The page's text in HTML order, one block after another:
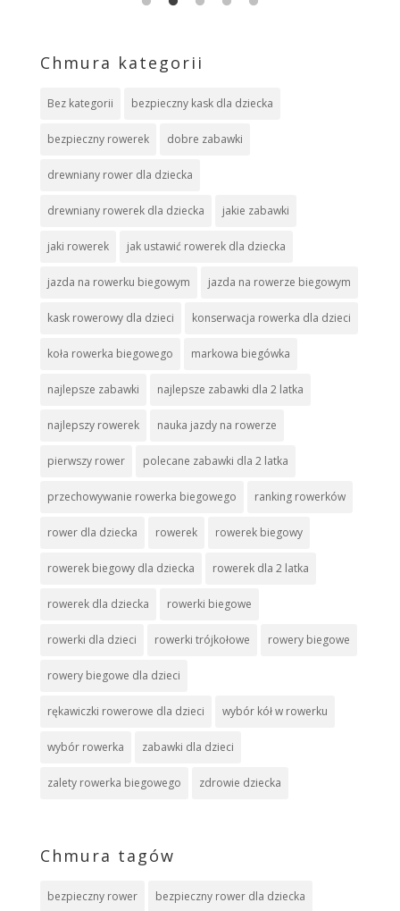
Chmura kategorii
Bez kategorii bezpieczny kask dla dziecka
bezpieczny rowerek dobre zabawki
drewniany rower dla dziecka
drewniany rowerek dla dziecka jakie zabawki
jaki rowerek jak ustawić rowerek dla dziecka
jazda na rowerku biegowym jazda na rowerze biegowym
kask rowerowy dla dzieci konserwacja rowerka dla dzieci
koła rowerka biegowego markowa biegówka
najlepsze zabawki najlepsze zabawki dla 2 latka
najlepszy rowerek nauka jazdy na rowerze
pierwszy rower polecane zabawki dla 2 latka
przechowywanie rowerka biegowego ranking rowerków
rower dla dziecka rowerek rowerek biegowy
rowerek biegowy dla dziecka rowerek dla 2 latka
rowerek dla dziecka rowerki biegowe
rowerki dla dzieci rowerki trójkołowe rowery biegowe
rowery biegowe dla dzieci
rękawiczki rowerowe dla dzieci wybór kół w rowerku
wybór rowerka zabawki dla dzieci
zalety rowerka biegowego zdrowie dziecka
Chmura tagów
bezpieczny rower bezpieczny rower dla dziecka